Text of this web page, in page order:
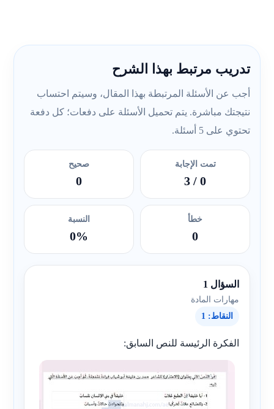
تدريب مرتبط بهذا الشرح
أجب عن الأسئلة المرتبطة بهذا المقال، وسيتم احتساب
نتيجتك مباشرة. يتم تحميل الأسئلة على دفعات؛ كل دفعة
تحتوي على 5 أسئلة.
تمت الإجابة
0
/ 3
صحيح
0
خطأ
0
النسبة
0%
السؤال 1
مهارات المادة
النقاط: 1
الفكرة الرئيسة للنص السابق: